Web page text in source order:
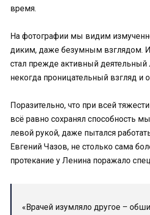
время.
На фотографии мы видим
диким, даже безумным взглядом.
стал прежде активный
некогда проницательный взгляд и
Поразительно, что при всей
всё равно сохранял способность
левой рукой, даже пытался
Евгений Чазов, не столько сама
протекание у Ленина поражало
«Врачей изумляло другое –